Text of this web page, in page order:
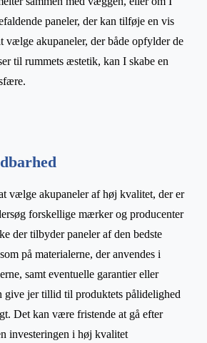
paneler, der kan tilføje en vis
vælge akupaneler, der både opfylder de
til rummets æstetik, kan I skabe en
vælge akupaneler af høj kvalitet, der er
forskellige mærker og producenter
der tilbyder paneler af den bedste
på materialerne, der anvendes i
samt eventuelle garantier eller
give jer tillid til produktets pålidelighed
Det kan være fristende at gå efter
investeringen i høj kvalitet